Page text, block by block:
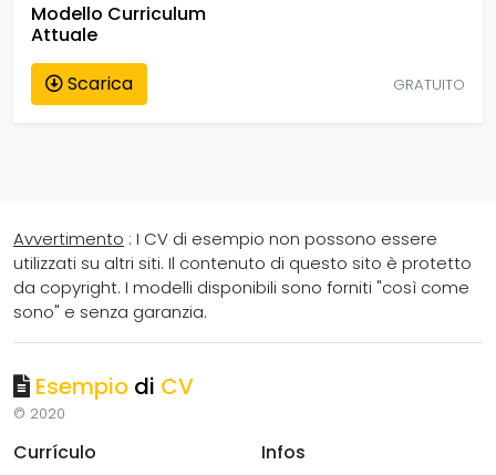
Modello Curriculum
Attuale
Scarica
GRATUITO
Avvertimento : I CV di esempio non possono essere
utilizzati su altri siti. Il contenuto di questo sito è protetto
da copyright. I modelli disponibili sono forniti "così come
sono" e senza garanzia.
Esempio di CV
© 2020
Currículo Infos